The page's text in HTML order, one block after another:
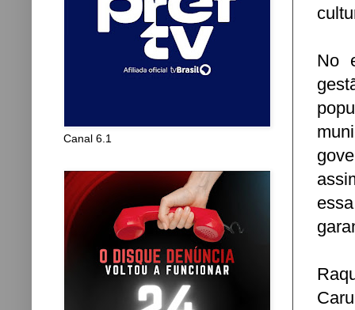
No
Canal 6.1